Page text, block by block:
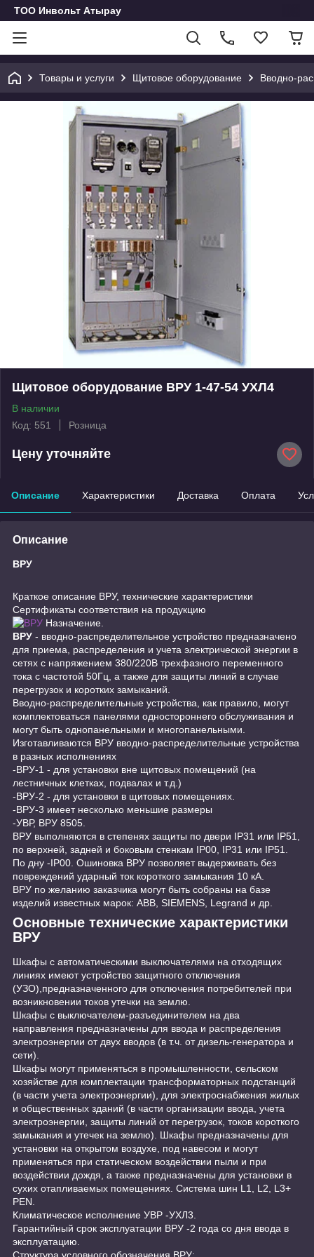
ТОО Инвольт Атырау
Товары и услуги Щитовое оборудование Вводно-
Щитовое оборудование ВРУ 1-47-54 УХЛ4
В наличии
Код: 551
Розница
Цену уточняйте
Описание Характеристики Доставка Оплата
Описание
ВРУ
Краткое описание ВРУ, технические характеристики
Сертификаты соответствия на продукцию
Назначение.
ВРУ - вводно-распределительное устройство предназначено
для приема, распределения и учета электрической энергии в
сетях с напряжением 380/220В трехфазного переменного
тока с частотой 50Гц, а также для защиты линий в случае
перегрузок и коротких замыканий.
Вводно-распределительные устройства, как правило, могут
комплектоваться панелями одностороннего обслуживания и
могут быть однопанельными и многопанельными.
Изготавливаются ВРУ вводно-распределительные устройства
в разных исполнениях
-ВРУ-1 - для установки вне щитовых помещений (на
лестничных клетках, подвалах и т.д.)
-ВРУ-2 - для установки в щитовых помещениях.
-ВРУ-3 имеет несколько меньшие размеры
-УВР, ВРУ 8505.
ВРУ выполняются в степенях защиты по двери IP31 или IP51,
по верхней, задней и боковым стенкам IP00, IP31 или IP51.
По дну -IP00. Ошиновка ВРУ позволяет выдерживать без
повреждений ударный ток короткого замыкания 10 кА.
ВРУ по желанию заказчика могут быть собраны на базе
изделий известных марок: ABB, SIEMENS, Legrand и др.
Основные технические характеристики
ВРУ
Шкафы с автоматическими выключателями на отходящих
линиях имеют устройство защитного отключения
(УЗО),предназначенного для отключения потребителей при
возникновении токов утечки на землю.
Шкафы с выключателем-разъединителем на два
направления предназначены для ввода и распределения
электроэнергии от двух вводов (в т.ч. от дизель-генератора и
сети).
Шкафы могут применяться в промышленности, сельском
хозяйстве для комплектации трансформаторных подстанций
(в части учета электроэнергии), для электроснабжения жилых
и общественных зданий (в части организации ввода, учета
электроэнергии, защиты линий от перегрузок, токов короткого
замыкания и утечек на землю). Шкафы предназначены для
установки на открытом воздухе, под навесом и могут
применяться при статическом воздействии пыли и при
воздействии дождя, а также предназначены для установки в
сухих отапливаемых помещениях. Система шин L1, L2, L3+
PEN.
Климатическое исполнение УВР -УХЛ3.
Гарантийный срок эксплуатации ВРУ -2 года со дня ввода в
эксплуатацию.